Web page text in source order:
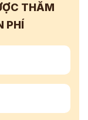
THĂM
PHÍ